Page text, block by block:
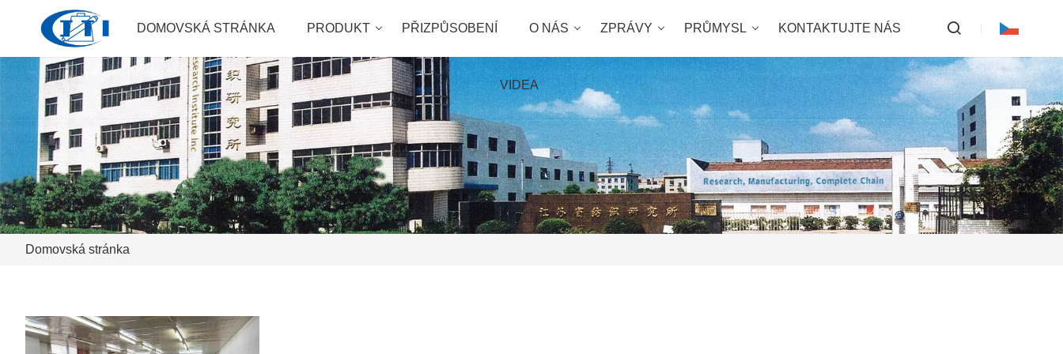
DOMOVSKÁ STRÁNKA PRODUKT PŘIZPŮSOBENÍ O NÁS ZPRÁVY PRŮMYSL KONTAKTUJTE NÁS
VIDEA
Domovská stránka